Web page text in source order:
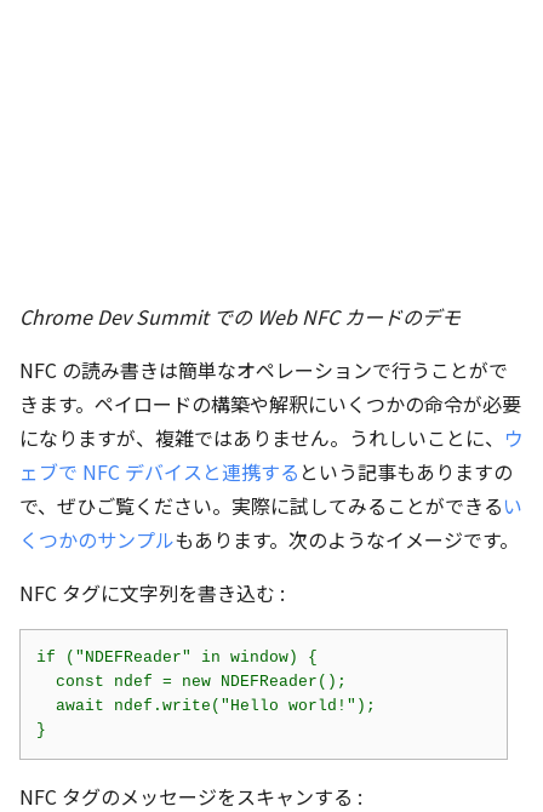
Chrome Dev Summit での Web NFC カードのデモ
NFC の読み書きは簡単なオペレーションで行うことがで
きます。ペイロードの構築や解釈にいくつかの命令が必要
になりますが、複雑ではありません。うれしいことに、 ウ
ェブで NFC デバイスと連携する という記事もありますの
で、ぜひご覧ください。実際に試してみることができるい
くつかのサンプルもあります。次のようなイメージです。
NFC タグに文字列を書き込む :
if ("NDEFReader" in window) {
  const ndef = new NDEFReader();
  await ndef.write("Hello world!");
}
NFC タグのメッセージをスキャンする :